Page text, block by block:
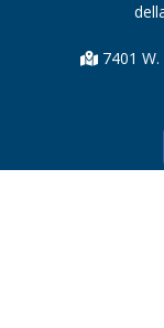
7401